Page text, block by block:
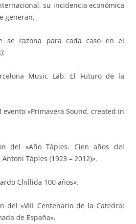
su incidencia económica
generan.
se razona para cada caso en el
Music Lab. El Futuro de la
«Primavera Sound, created in
del «Año Tàpies. Cien años del
Tàpies (1923 – 2012)».
Chillida 100 años».
del «VIII Centenario de la Catedral
de España».